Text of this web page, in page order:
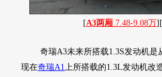
[A3两厢 7.48-9.08万][
奇瑞A3未来所搭载1.3S发动机是
现在奇瑞A1 上所搭载的1.3L发动机改